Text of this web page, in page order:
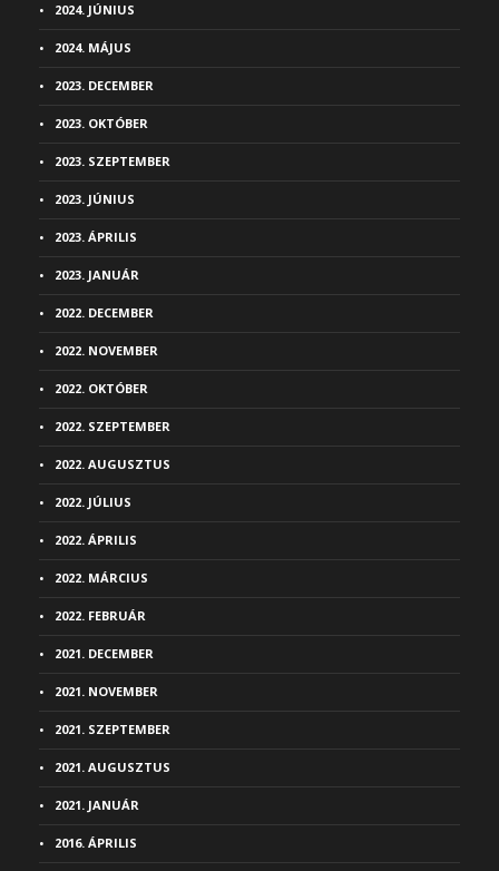
2024. JÚNIUS
2024. MÁJUS
2023. DECEMBER
2023. OKTÓBER
2023. SZEPTEMBER
2023. JÚNIUS
2023. ÁPRILIS
2023. JANUÁR
2022. DECEMBER
2022. NOVEMBER
2022. OKTÓBER
2022. SZEPTEMBER
2022. AUGUSZTUS
2022. JÚLIUS
2022. ÁPRILIS
2022. MÁRCIUS
2022. FEBRUÁR
2021. DECEMBER
2021. NOVEMBER
2021. SZEPTEMBER
2021. AUGUSZTUS
2021. JANUÁR
2016. ÁPRILIS